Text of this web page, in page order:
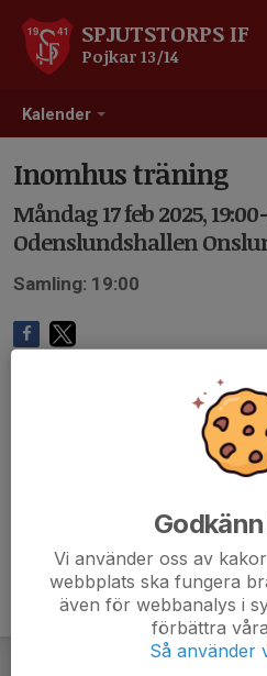
Kalender
SPJUTSTORPS IF
Pojkar 13/14
Inomhus träning
Måndag 17 feb 2025,
Odenslundshallen
Samling: 19:00
Vi använder oss av
webbplats ska fungera
även för webbanalys i
förbättra
Så använder